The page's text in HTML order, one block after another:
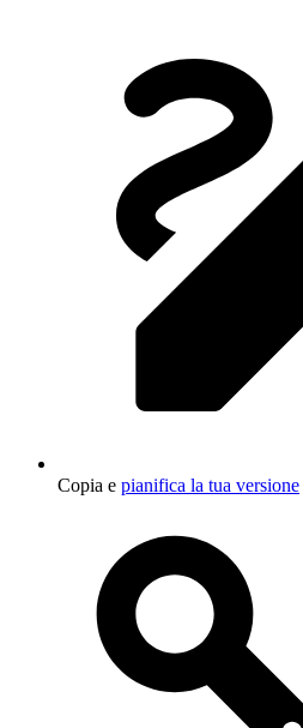
Copia e pianifica la tua versione